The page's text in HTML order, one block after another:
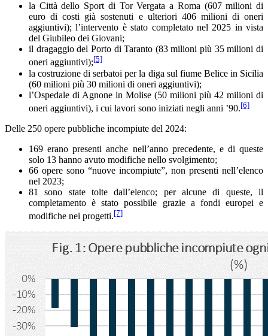
la Città dello Sport di Tor Vergata a Roma (607 milioni di
euro di costi già sostenuti e ulteriori 406 milioni di oneri
aggiuntivi); l’intervento è stato completato nel 2025 in vista
del Giubileo dei Giovani;
il dragaggio del Porto di Taranto (83 milioni più 35 milioni di
oneri aggiuntivi);[5]
la costruzione di serbatoi per la diga sul fiume Belice in Sicilia
(60 milioni più 30 milioni di oneri aggiuntivi);
l’Ospedale di Agnone in Molise (50 milioni più 42 milioni di
oneri aggiuntivi), i cui lavori sono iniziati negli anni ’90.[6]
Delle 250 opere pubbliche incompiute del 2024:
169 erano presenti anche nell’anno precedente, e di queste
solo 13 hanno avuto modifiche nello svolgimento;
66 opere sono “nuove incompiute”, non presenti nell’elenco
nel 2023;
81 sono state tolte dall’elenco; per alcune di queste, il
completamento è stato possibile grazie a fondi europei e
modifiche nei progetti.[7]